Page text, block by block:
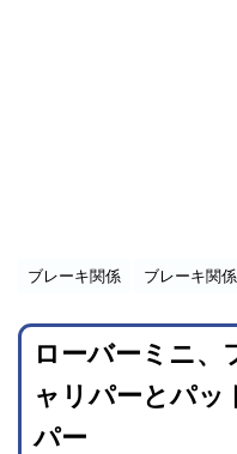
ブレーキ関係 ブレーキ関係
ローバーミニ、
ャリパーとパッ
パー